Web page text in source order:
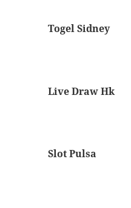
Togel Sidney
Live Draw Hk
Slot Pulsa